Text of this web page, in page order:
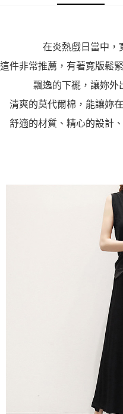
３．未成年的使用者請事先徵得
任。
時審查核予不同之上限額度；若
請求用戶進行身份認證。
５．嚴禁一人註冊多個帳號或使
恩沛科技股份有限公司將有權停
在炎熱戲日當中，
這件非常推薦，有著寬版鬆
飄逸的下襬，讓妳外
清爽的莫代爾棉，能讓妳
舒適的材質、精心的設計